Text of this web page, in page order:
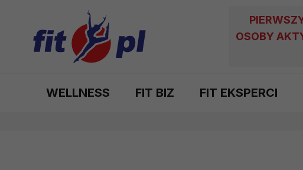
OSOBY
WELLNESS FIT BIZ FIT EKSPERCI